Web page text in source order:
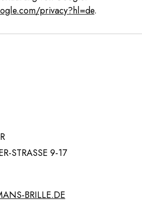
privacy?hl=de.
STRASSE 9-17
BRILLE.DE